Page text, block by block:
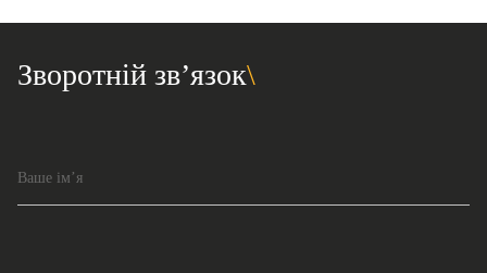
Зворотній зв’язок
Ваше ім’я